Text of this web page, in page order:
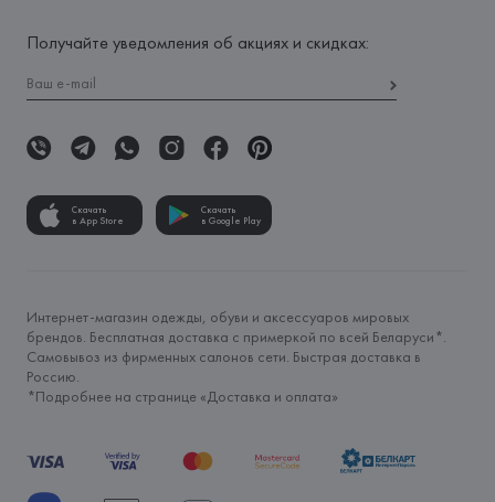
Получайте уведомления об акциях и скидках:
Скачать
в App Store
Скачать
в Google Play
Интернет-магазин одежды, обуви и аксессуаров мировых
брендов. Бесплатная доставка с примеркой по всей Беларуси*.
Самовывоз из фирменных салонов сети. Быстрая доставка в
Россию.
*Подробнее на странице «Доставка и оплата»